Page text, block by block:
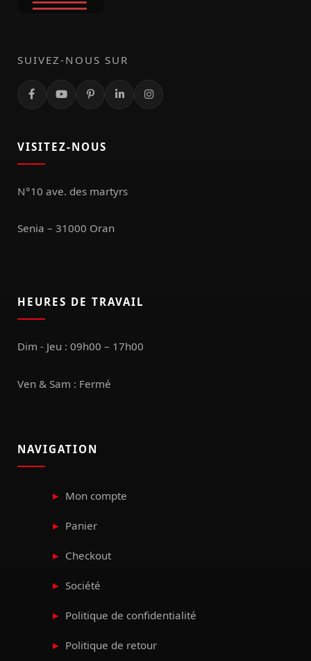
SUIVEZ-NOUS SUR
VISITEZ-NOUS
N°10 ave. des martyrs
Senia – 31000 Oran
HEURES DE TRAVAIL
Dim - Jeu : 09h00 – 17h00
Ven & Sam : Fermé
NAVIGATION
Mon compte
Panier
Checkout
Société
Politique de confidentialité
Politique de retour